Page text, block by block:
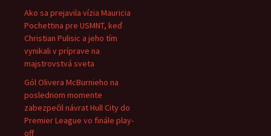
Ako sa prejavila vízia Mauricia
Pochettina pre USMNT, keď
Christian Pulisic a jeho tím
vynikali v príprave na
majstrovstvá sveta
Gól Olivera McBurnieho na
poslednom momente
zabezpečil návrat Hull City do
Premier League vo finále play-
off